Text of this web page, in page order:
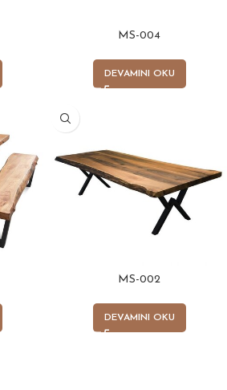
MS-004
DEVAMINI OKU
MS-002
DEVAMINI OKU